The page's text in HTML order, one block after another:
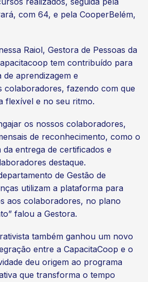
com 64, e pela CooperBelém,
Raiol, Gestora de Pessoas da
tem contribuído para
aprendizagem e
colaboradores, fazendo com que
flexível e no seu ritmo.
os nossos colaboradores,
de reconhecimento, como o
da entrega de certificados e
destaque.
de Gestão de
utilizam a plataforma para
aos colaboradores, no plano
falou a Gestora.
também ganhou um novo
entre a CapacitaCoop e o
deu origem ao programa
que transforma o tempo